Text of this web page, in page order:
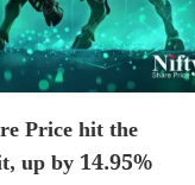
Price hit the
up by 14.95%